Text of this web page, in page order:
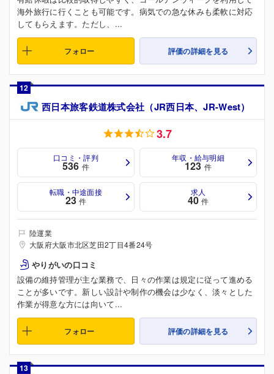
海外旅行に行くことも可能です。病気での急な休みも柔軟に対応
してもらえます。ただし、...
フォロー 評価の詳細を見る
12
西日本旅客鉄道株式会社（JR西日本、JR-West）
3.7
口コミ・評判
536 件
年収・給与明細
123 件
転職・中途面接
23 件
求人
40 件
陸運業
大阪府大阪市北区芝田2丁目4番24号
やりがいの口コミ
設備の維持管理が主な業務で、日々の作業は規定に従って進める
ことが多いです。新しい設計や制作の機会は少なく、淡々とした
作業が得意な方には向いて...
フォロー 評価の詳細を見る
13